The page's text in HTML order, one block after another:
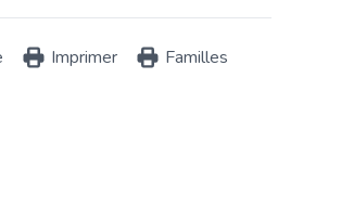
Imprimer Familles